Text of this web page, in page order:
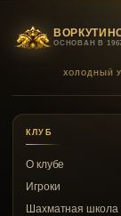
ОСНОВАН В
ХОЛОДНЫЙ
КЛУБ
О клубе
Игроки
Шахматная школа